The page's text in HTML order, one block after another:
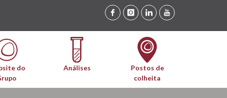
do
Análises
Postos de
colheita